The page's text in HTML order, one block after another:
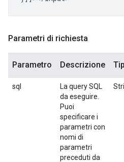
Parametri di richiesta
Parametro Descrizione
sql
La query SQL
da eseguire.
Puoi
specificare i
parametri con
nomi di
parametri
preceduti da